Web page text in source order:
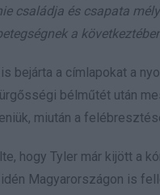
családja és csapata
a
bejárta a címlapokat a
bélműtét után
miután a
hogy Tyler már kijött a
Magyarországon is